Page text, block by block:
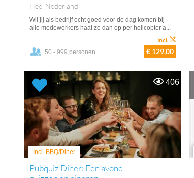
Heel Nederland
Wil jij als bedrijf echt goed voor de dag komen bij
alle medewerkers haal ze dan op per helicopter a...
50 - 999 personen € 129,00
incl.
Incl. BBQ/Diner
Pubquiz Diner: Een avond
406